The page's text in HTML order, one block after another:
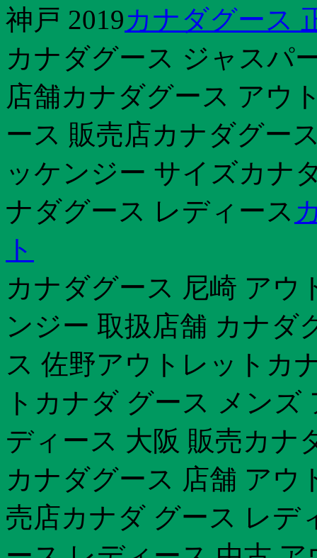
神戸 2019カナダグース
カナダグース ジャスパ
店舗カナダグース アウ
ース 販売店カナダグー
ッケンジー サイズカナ
ナダグース レディース
ト
カナダグース 尼崎 アウ
ンジー 取扱店舗 カナダ
ス 佐野アウトレットカ
トカナダ グース メン
ディース 大阪 販売カナ
カナダグース 店舗 アウ
売店カナダ グース レデ